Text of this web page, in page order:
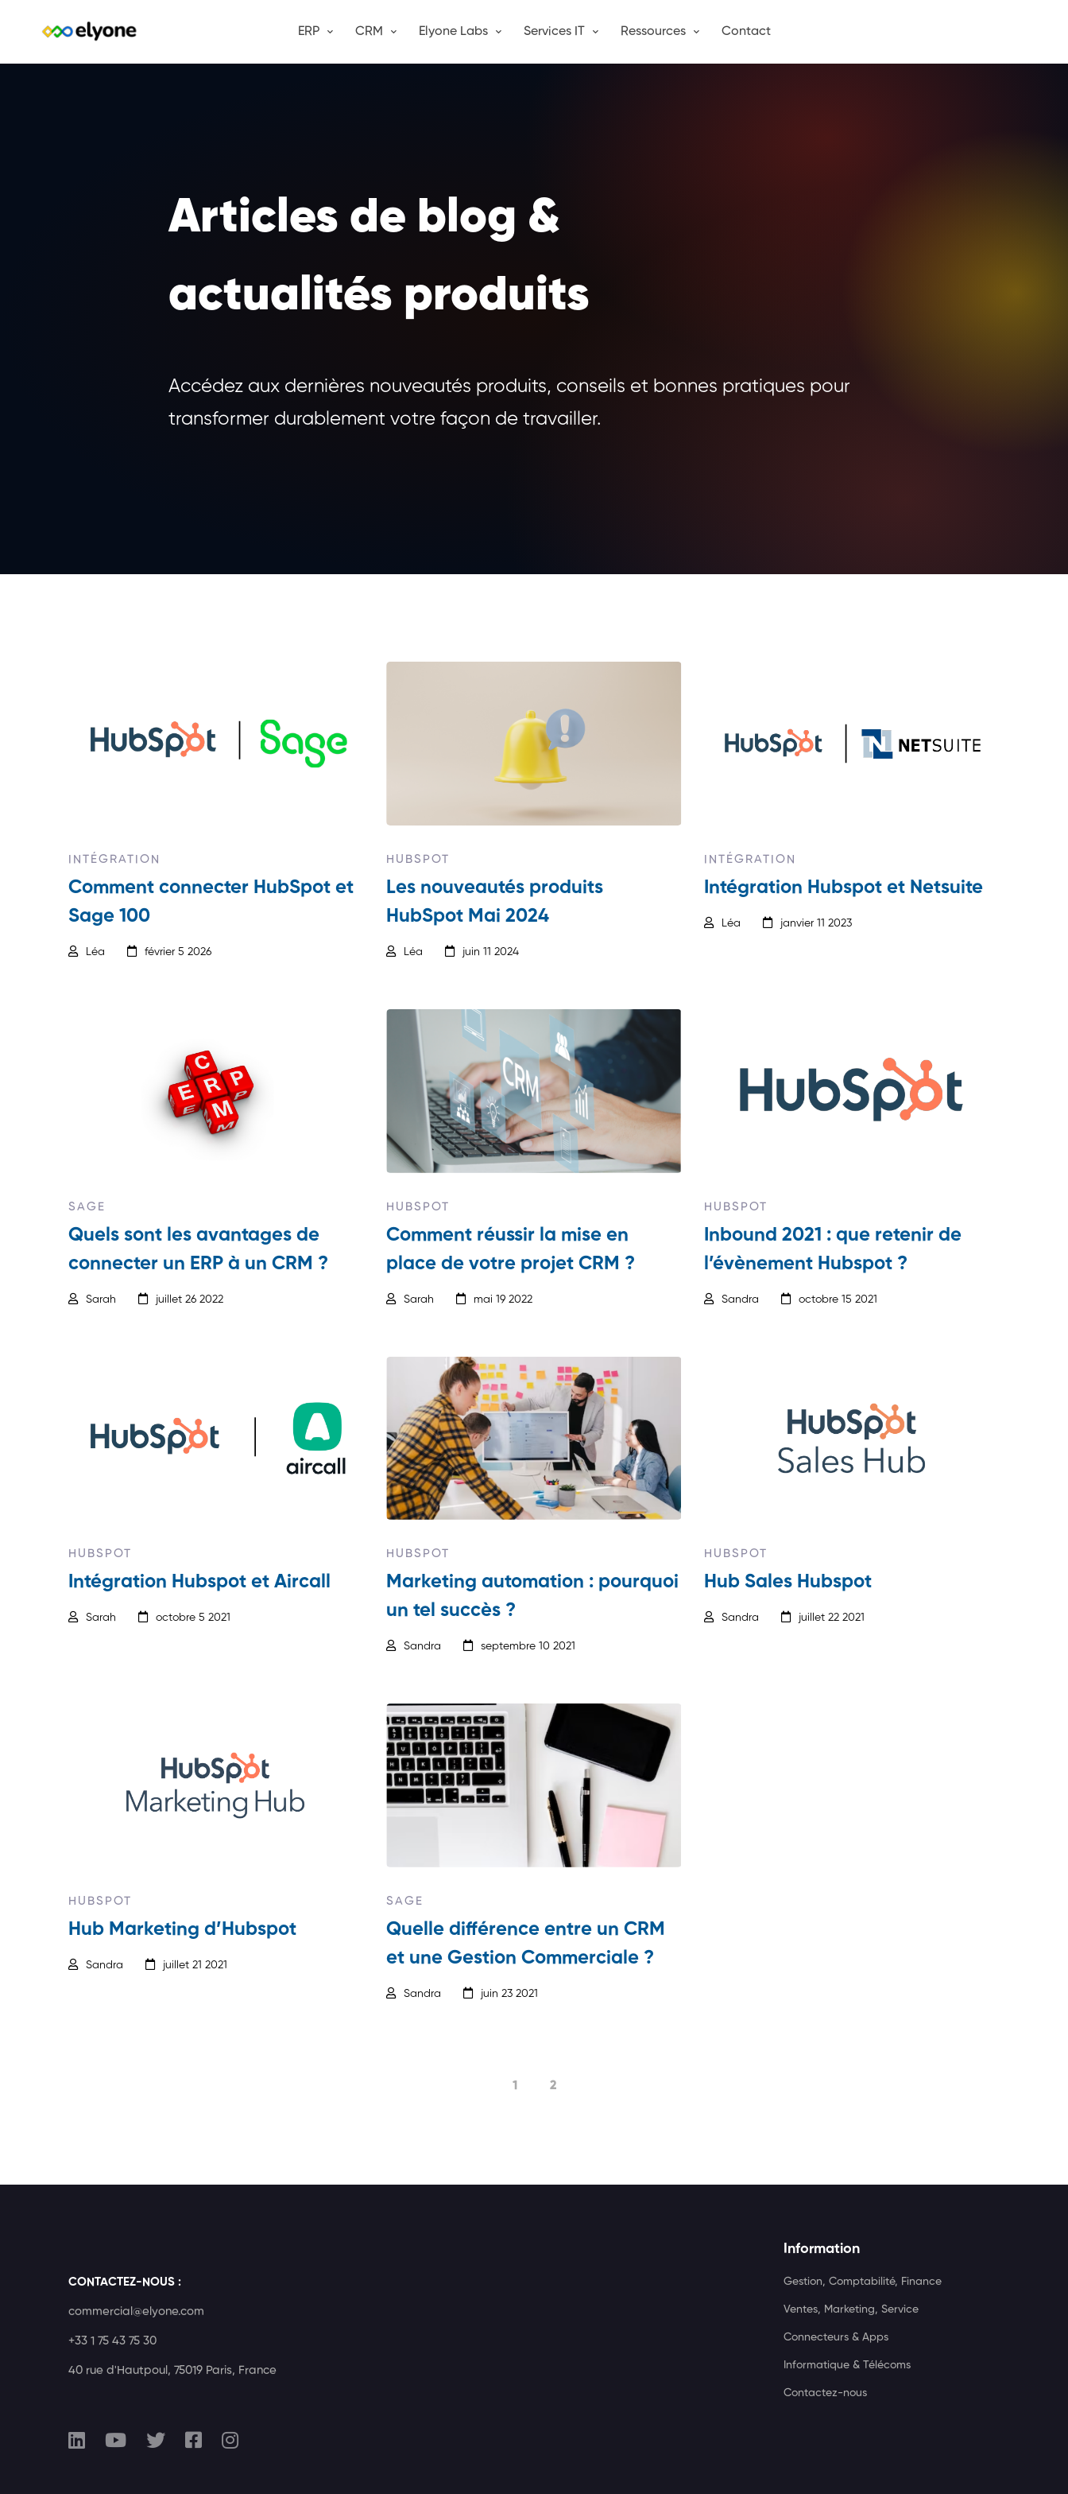
ERP CRM Elyone Labs Services IT Ressources Contact
Articles de blog &
actualités produits
Accédez aux dernières nouveautés produits, conseils et bonnes pratiques pour
transformer durablement votre façon de travailler.
INTÉGRATION
Comment connecter HubSpot et
Sage 100
Léa février 5 2026
HUBSPOT
Les nouveautés produits
HubSpot Mai 2024
Léa juin 11 2024
INTÉGRATION
Intégration Hubspot et Netsuite
Léa janvier 11 2023
SAGE
Quels sont les avantages de
connecter un ERP à un CRM ?
Sarah juillet 26 2022
HUBSPOT
Comment réussir la mise en
place de votre projet CRM ?
Sarah mai 19 2022
HUBSPOT
Inbound 2021 : que retenir de
l’évènement Hubspot ?
Sandra octobre 15 2021
HUBSPOT
Intégration Hubspot et Aircall
Sarah octobre 5 2021
HUBSPOT
Marketing automation : pourquoi
un tel succès ?
Sandra septembre 10 2021
HUBSPOT
Hub Sales Hubspot
Sandra juillet 22 2021
HUBSPOT
Hub Marketing d’Hubspot
Sandra juillet 21 2021
SAGE
Quelle différence entre un CRM
et une Gestion Commerciale ?
Sandra juin 23 2021
1 2
CONTACTEZ-NOUS :
commercial@elyone.com
+33 1 75 43 75 30
40 rue d'Hautpoul, 75019 Paris, France
Information
Gestion, Comptabilité, Finance
Ventes, Marketing, Service
Connecteurs & Apps
Informatique & Télécoms
Contactez-nous